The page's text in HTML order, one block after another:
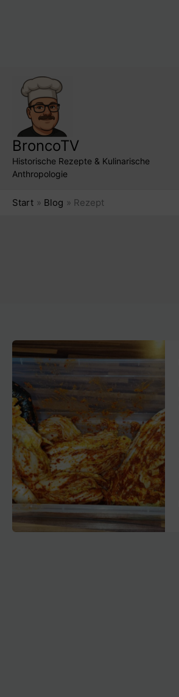
BroncoTV
Historische Rezepte & Kulinarische
Anthropologie
Start Blog Rezept